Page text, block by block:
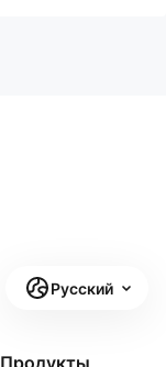
Русский